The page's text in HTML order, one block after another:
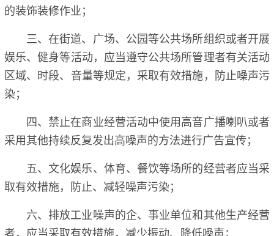
的装饰装修作业；
三、在街道、广场、公园等公共场所组织或者开展
娱乐、健身等活动，应当遵守公共场所管理者有关活动
区域、时段、音量等规定，采取有效措施，防止噪声污
染；
四、禁止在商业经营活动中使用高音广播喇叭或者
采用其他持续反复发出高噪声的方法进行广告宣传；
五、文化娱乐、体育、餐饮等场所的经营者应当采
取有效措施，防止、减轻噪声污染；
六、排放工业噪声的企、事业单位和其他生产经营
者，应当采取有效措施，减少振动、降低噪声；